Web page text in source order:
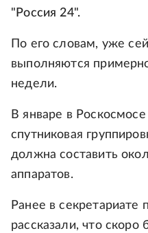
"Россия 24".
По его словам, уже
выполняются
недели.
В январе в
спутниковая
должна составить
аппаратов.
Ранее в секретариате
рассказали, что скоро